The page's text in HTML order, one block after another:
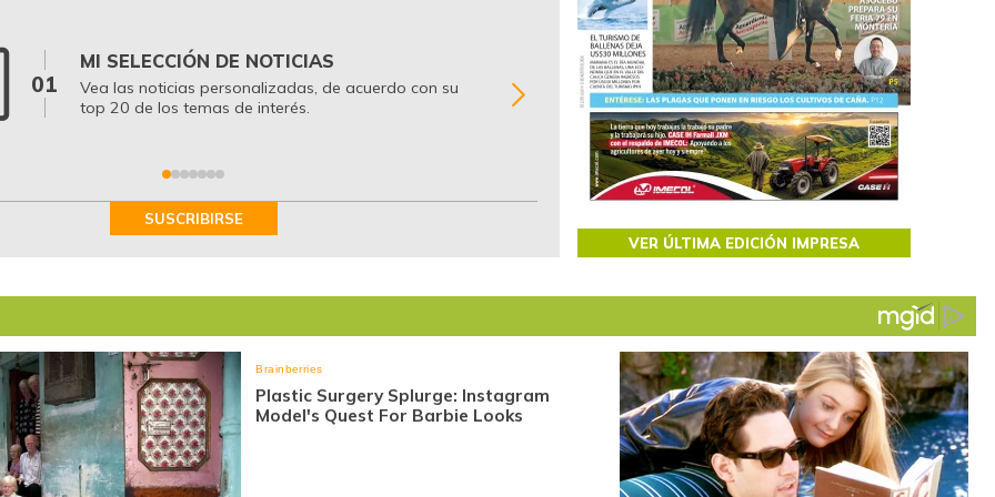
01
MI SELECCIÓN DE NOTICIAS
Vea las noticias personalizadas, de acuerdo con su
top 20 de los temas de interés.
02
BITÁCORA EMPRESARIAL 10.000 LR
Recopilación clasificada por sectores
regiones del comportamiento general y
de las 10.000 primeras empresas en ventas
Colombia.
SUSCRIBIRSE
VER ÚLTIMA EDICIÓN IMPRESA